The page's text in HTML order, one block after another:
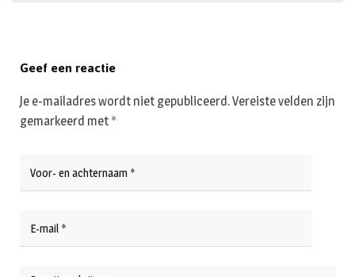
Geef een reactie
Je e-mailadres wordt niet gepubliceerd.Vereiste velden zijn
gemarkeerd met *